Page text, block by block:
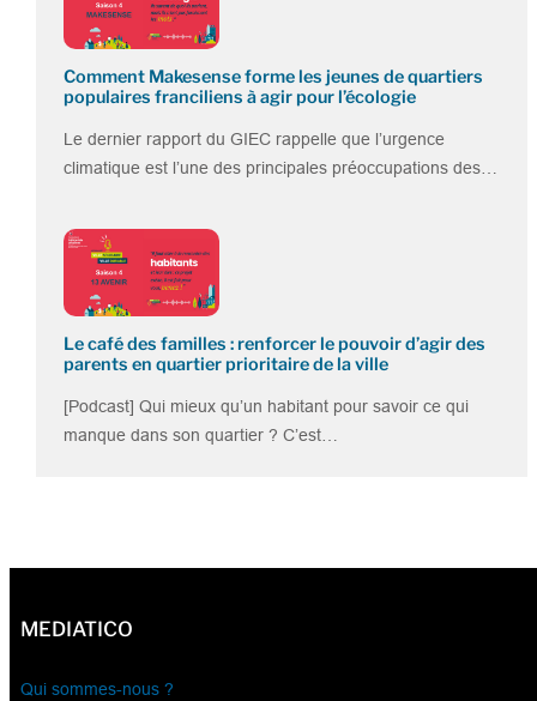
Comment Makesense forme les jeunes de quartiers
populaires franciliens à agir pour l’écologie
Le dernier rapport du GIEC rappelle que l’urgence
climatique est l’une des principales préoccupations des…
Le café des familles : renforcer le pouvoir d’agir des
parents en quartier prioritaire de la ville
[Podcast] Qui mieux qu’un habitant pour savoir ce qui
manque dans son quartier ? C’est…
MEDIATICO
Qui sommes-nous ?